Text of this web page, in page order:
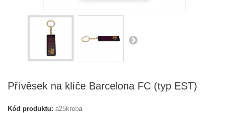
Přívěsek na klíče Barcelona FC (typ EST)
Kód produktu: a25kreba